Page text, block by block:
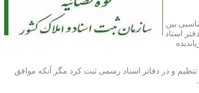
بین
اسناد
اسناد رسمی مصوب ۱۳۱۷ مقرر شده که هیچ سندی را نمی توان، تنظیم و در دفاتر اسناد رسمی ثبت کرد مگر آنکه موافق